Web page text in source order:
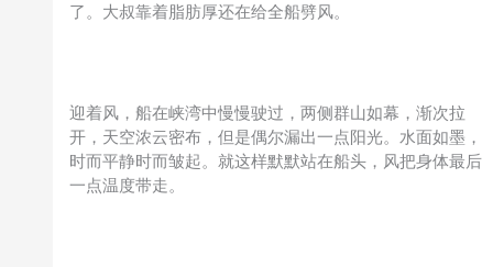
了。大叔靠着脂肪厚还在给全船劈风。
迎着风，船在峡湾中慢慢驶过，两侧群山如幕，渐次拉
开，天空浓云密布，但是偶尔漏出一点阳光。水面如墨，
时而平静时而皱起。就这样默默站在船头，风把身体最后
一点温度带走。